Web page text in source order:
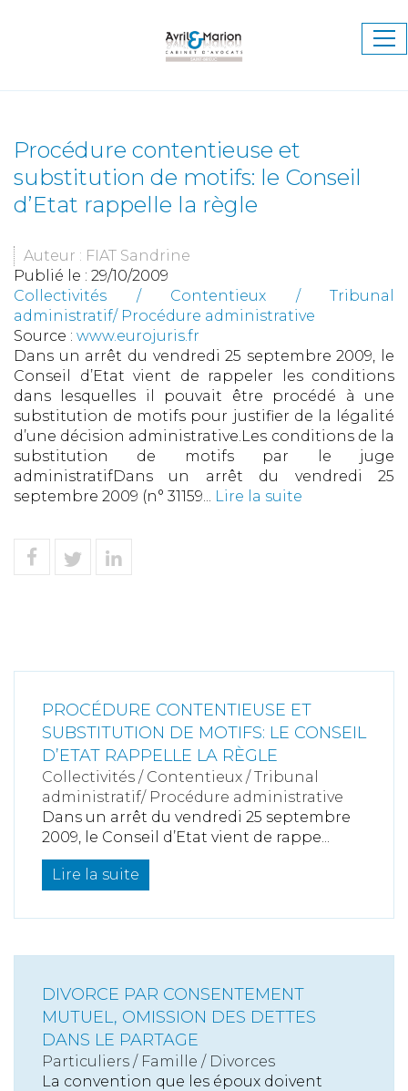
Procédure contentieuse et
substitution de motifs: le Conseil
d’Etat rappelle la règle
Auteur : FIAT Sandrine
Publié le : 29/10/2009
Collectivités / Contentieux / Tribunal
administratif/ Procédure administrative
Source : www.eurojuris.fr
Dans un arrêt du vendredi 25 septembre 2009, le
Conseil d’Etat vient de rappeler les conditions
dans lesquelles il pouvait être procédé à une
substitution de motifs pour justifier de la légalité
d’une décision administrative.Les conditions de la
substitution de motifs par le juge
administratifDans un arrêt du vendredi 25
septembre 2009 (n° 31159... Lire la suite
PROCÉDURE CONTENTIEUSE ET
SUBSTITUTION DE MOTIFS: LE CONSEIL
D’ETAT RAPPELLE LA RÈGLE
Collectivités / Contentieux /Tribunal
administratif/ Procédure administrative
Dans un arrêt du vendredi 25 septembre
2009, le Conseil d’Etat vient de rappe...
Lire la suite
DIVORCE PAR CONSENTEMENT
MUTUEL, OMISSION DES DETTES
DANS LE PARTAGE
Particuliers / Famille / Divorces
La convention que les époux doivent